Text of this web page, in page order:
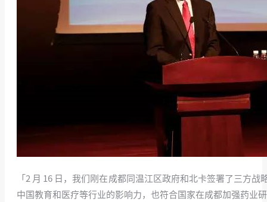
「2 月 16 日，我们刚在成都同温江区政府和北卡签署了三方
中国教育和医疗等行业的影响力，也符合国家在成都加强药业